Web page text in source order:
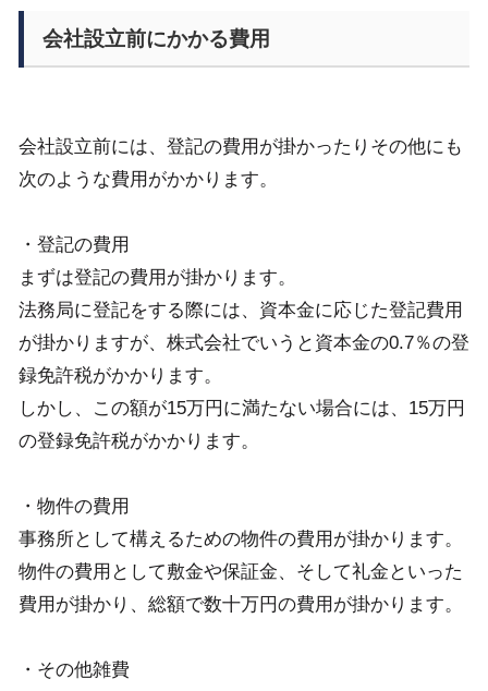
会社設立前にかかる費用
会社設立前には、登記の費用が掛かったりその他にも
次のような費用がかかります。
・登記の費用
まずは登記の費用が掛かります。
法務局に登記をする際には、資本金に応じた登記費用
が掛かりますが、株式会社でいうと資本金の0.7％の登
録免許税がかかります。
しかし、この額が15万円に満たない場合には、 15万円
の登録免許税がかかります。
・物件の費用
事務所として構えるための物件の費用が掛かります。
物件の費用として敷金や保証金、そして礼金といった
費用が掛かり、総額で数十万円の費用が掛かります。
・その他雑費